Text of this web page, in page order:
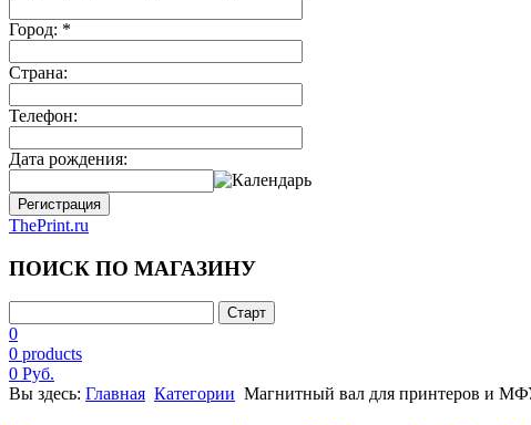
Город: *
Страна:
Телефон:
Дата рождения:
Регистрация
ThePrint.ru
ПОИСК ПО МАГАЗИНУ
0
0 products
0 Руб.
Вы здесь: Главная Категории Магнитный вал для принтеров и